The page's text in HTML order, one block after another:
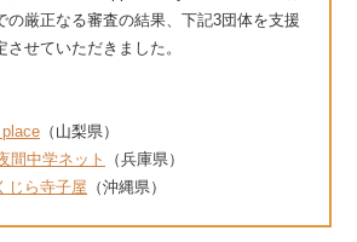
の厳正なる審査の結果、下記3団体を支援
せていただきました。
（山梨県）
間中学ネット
（兵庫県）
じら寺子屋 （沖縄県）